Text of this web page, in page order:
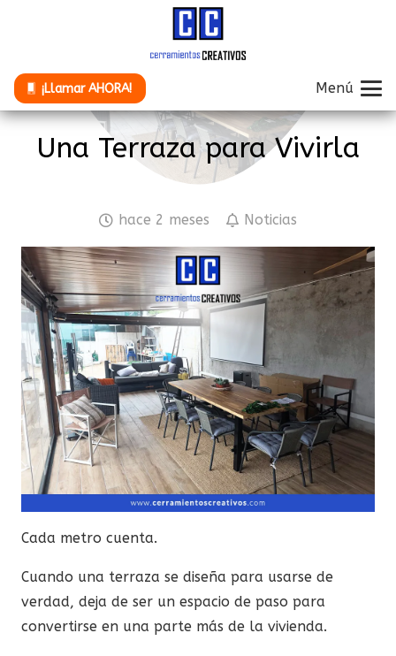
¡Llamar AHORA! Menú
Una Terraza para Vivirla
hace 2 meses Noticias
Cada metro cuenta.
Cuando una terraza se diseña para usarse de
verdad, deja de ser un espacio de paso para
convertirse en una parte más de la vivienda.